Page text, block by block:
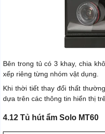
Bên trong tủ có 3 khay, chia
xếp riêng từng nhóm vật dụng.
Khi thời tiết thay đổi thất
dựa trên các thông tin hiển thị
4.12 Tủ hút ẩm Solo MT60